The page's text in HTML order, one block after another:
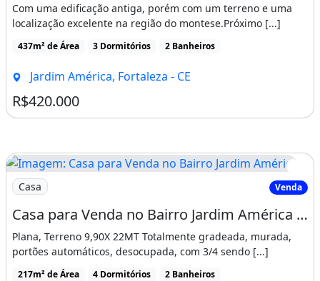
Com uma edificação antiga, porém com um terreno e uma
localização excelente na região do montese.Próximo [...]
437m² de Área 3 Dormitórios 2 Banheiros
Jardim América, Fortaleza - CE
R$420.000
Imagem: Casa para Venda no Bairro Jardim América
Casa Venda
Casa para Venda no Bairro Jardim América - Fortaleza - Ce
Plana, Terreno 9,90X 22MT Totalmente gradeada, murada,
portões automáticos, desocupada, com 3/4 sendo [...]
217m² de Área 4 Dormitórios 2 Banheiros